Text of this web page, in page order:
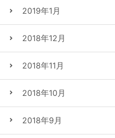
2019年1月
2018年12月
2018年11月
2018年10月
2018年9月